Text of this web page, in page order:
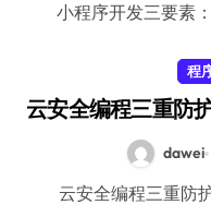
小程序开发三要
程
云安全编程三重防
dawei
云安全编程三重